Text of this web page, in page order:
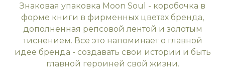
Знаковая упаковка Moon Soul - коробочка в
форме книги в фирменных цветах бренда,
дополненная репсовой лентой и золотым
тиснением. Все это напоминает о главной
идее бренда - создавать свои истории и быть
главной героиней свой жизни.